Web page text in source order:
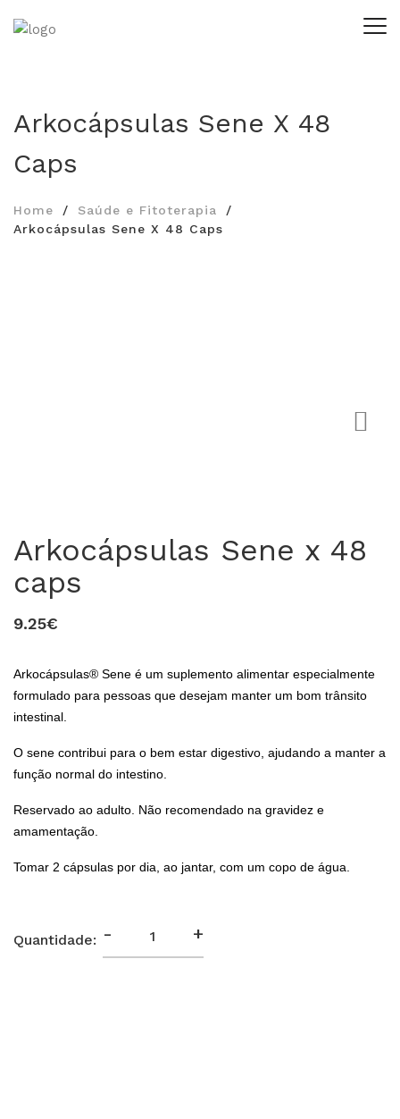
Arkocápsulas Sene X 48
Caps
Home
Saúde e Fitoterapia
Arkocápsulas Sene X 48 Caps
Arkocápsulas Sene x 48
caps
9.25€
Arkocápsulas® Sene é um suplemento alimentar especialmente
formulado para pessoas que desejam manter um bom trânsito
intestinal.
O sene contribui para o bem estar digestivo, ajudando a manter a
função normal do intestino.
Reservado ao adulto. Não recomendado na gravidez e
amamentação.
Tomar 2 cápsulas por dia, ao jantar, com um copo de água.
Quantidade: - +